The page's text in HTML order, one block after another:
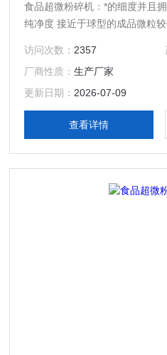
食品超微粉碎机：*的细度并且
纯净度 接近于球型的成品微粒
良好的稳定性、简易的调控方
访问次数： 2357
厂商性质：生产厂家
更新日期： 2026-07-09
查看详情